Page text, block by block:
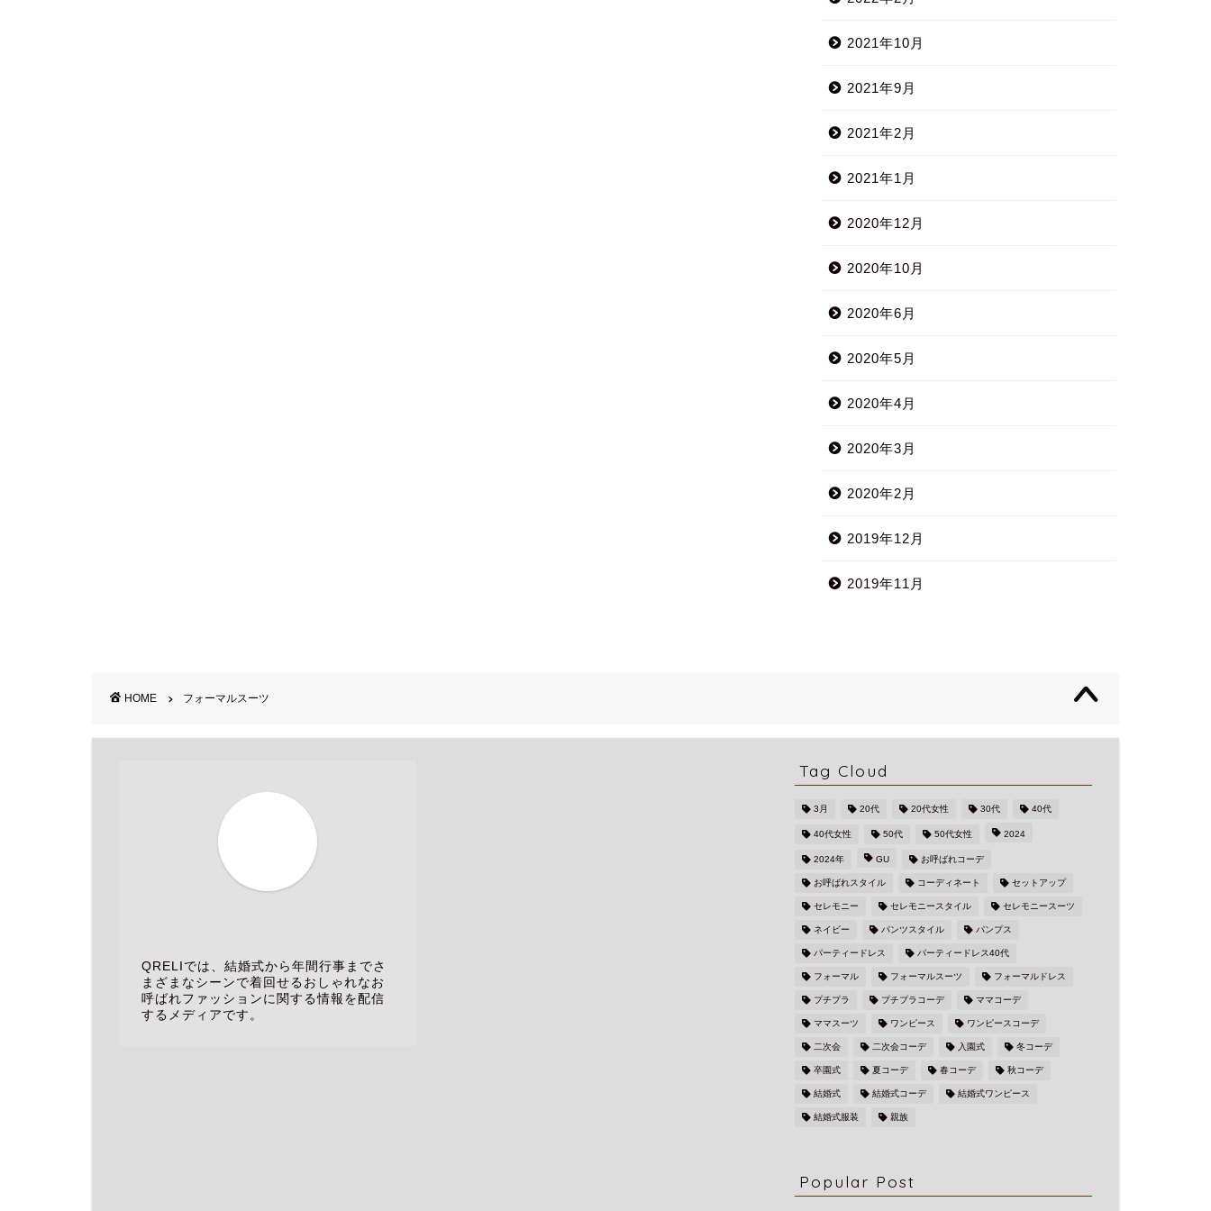
2021年10月
2021年9月
2021年2月
2021年1月
2020年12月
2020年10月
2020年6月
2020年5月
2020年4月
2020年3月
2020年2月
2019年12月
2019年11月
HOME フォーマルスーツ
QRELIでは、結婚式から年間行事までさ
まざまなシーンで着回せるおしゃれなお
呼ばれファッションに関する情報を配信
するメディアです。
Tag Cloud
3月 20代 20代女性 30代 40代
40代女性 50代 50代女性 2024
2024年 GU お呼ばれコーデ
お呼ばれスタイル コーディネート セットアップ
セレモニー セレモニースタイル セレモニースーツ
ネイビー パンツスタイル パンプス
パーティードレス パーティードレス40代
フォーマル フォーマルスーツ フォーマルドレス
プチプラ プチプラコーデ ママコーデ
ママスーツ ワンピース ワンピースコーデ
二次会 二次会コーデ 入園式 冬コーデ
卒園式 夏コーデ 春コーデ 秋コーデ
結婚式 結婚式コーデ 結婚式ワンピース
結婚式服装 親族
Popular Post